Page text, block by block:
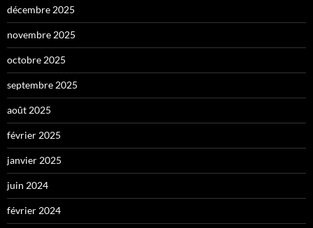
décembre 2025
novembre 2025
octobre 2025
septembre 2025
août 2025
février 2025
janvier 2025
juin 2024
février 2024